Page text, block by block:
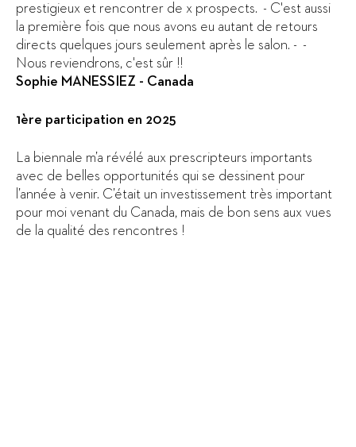
prestigieux et rencontrer de x prospects. - C'est aussi
la première fois que nous avons eu autant de retours
directs quelques jours seulement après le salon. - -
Nous reviendrons, c'est sûr !!
Sophie MANESSIEZ - Canada
1ère participation en 2025
La biennale m’a révélé aux prescripteurs importants
avec de belles opportunités qui se dessinent pour
l’année à venir. C’était un investissement très important
pour moi venant du Canada, mais de bon sens aux vues
de la qualité des rencontres !